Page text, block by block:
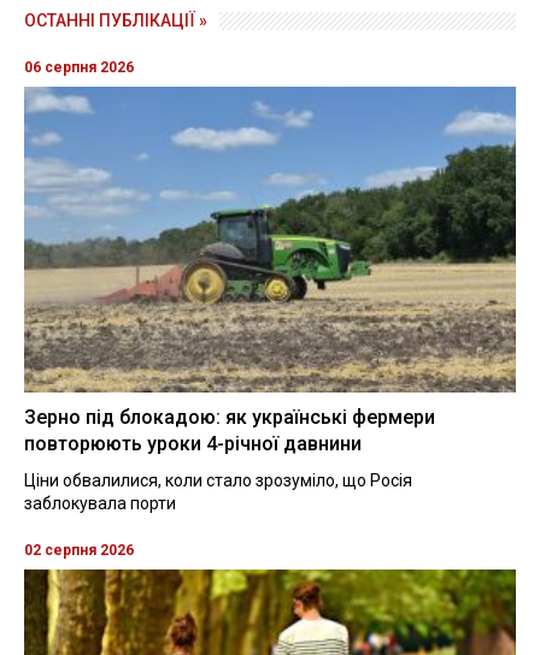
ОСТАННІ ПУБЛІКАЦІЇ »
06 серпня 2026
Зерно під блокадою: як українські фермери
повторюють уроки 4-річної давнини
Ціни обвалилися, коли стало зрозуміло, що Росія
заблокувала порти
02 серпня 2026